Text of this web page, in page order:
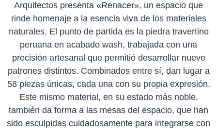
Arquitectos presenta «Renacer», un espacio que
rinde homenaje a la esencia viva de los materiales
naturales. El punto de partida es la piedra travertino
peruana en acabado wash, trabajada con una
precisión artesanal que permitió desarrollar nueve
patrones distintos. Combinados entre sí, dan lugar a
58 piezas únicas, cada una con su propia expresión.
Este mismo material, en su estado más noble,
también da forma a las mesas del espacio, que han
sido esculpidas cuidadosamente para integrarse con